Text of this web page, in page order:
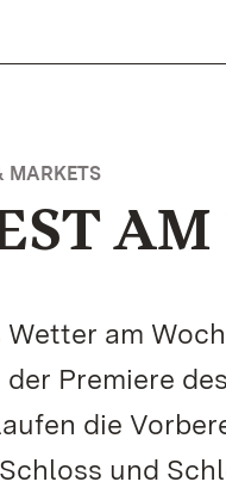
MARKETS
AM
am
Premiere
die
und